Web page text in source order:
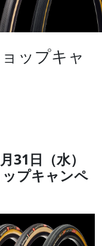
ップキャ
31日（水）
プキャンペ